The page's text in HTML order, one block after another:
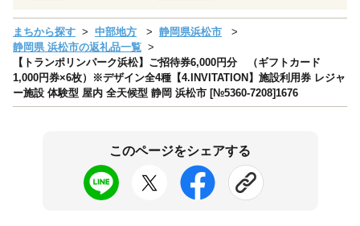
まちから探す 中部地方
静岡県浜松市
静岡県 浜松市の返礼品一覧
【トランポリンパーク浜松】ご招待券6,000円分 （ギフトカード
1,000円券×6枚）※デザイン全4種【4.INVITATION】施設利用券 レジャ
ー施設 体験型 屋内 全天候型 静岡 浜松市 [№5360-7208]1676
このページをシェアする